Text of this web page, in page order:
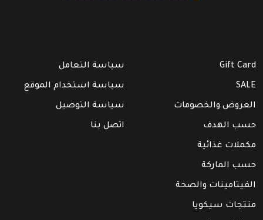
Gift Card
SALE
العروض والخصومات
حسب الهدف
مكملات غذائية
حسب الماركة
الفيتامينات والصحة
منتجات سيكويا
سياسة التعامل
سياسة استخدام الموقع
سياسة التوصيل
اتصل بنا